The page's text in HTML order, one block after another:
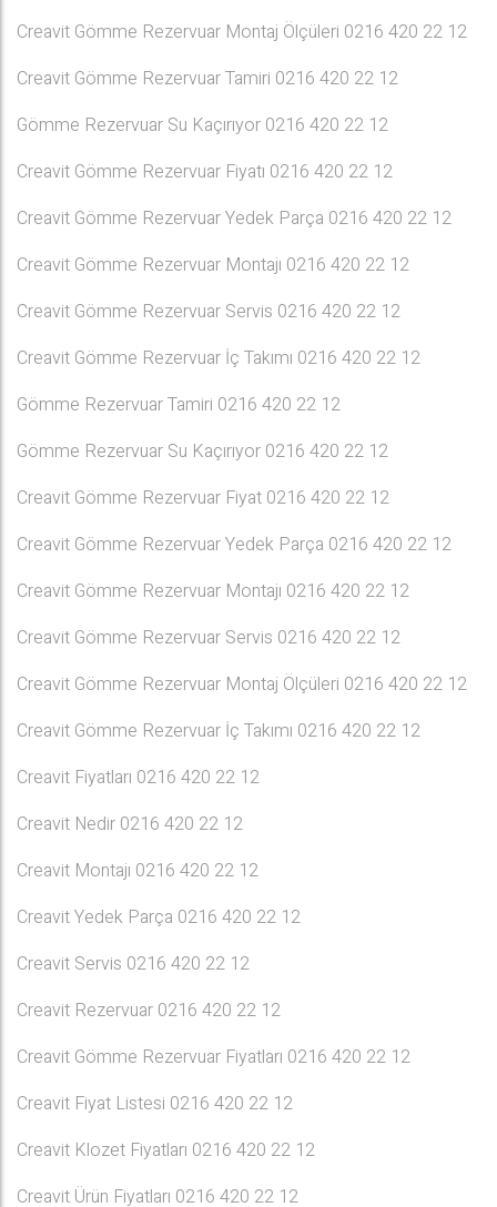
Creavit Gömme Rezervuar Montaj Ölçüleri 0216 420 22 12
Creavit Gömme Rezervuar Tamiri 0216 420 22 12
Gömme Rezervuar Su Kaçırıyor 0216 420 22 12
Creavit Gömme Rezervuar Fiyatı 0216 420 22 12
Creavit Gömme Rezervuar Yedek Parça 0216 420 22 12
Creavit Gömme Rezervuar Montajı 0216 420 22 12
Creavit Gömme Rezervuar Servis 0216 420 22 12
Creavit Gömme Rezervuar İç Takımı 0216 420 22 12
Gömme Rezervuar Tamiri 0216 420 22 12
Gömme Rezervuar Su Kaçırıyor 0216 420 22 12
Creavit Gömme Rezervuar Fiyat 0216 420 22 12
Creavit Gömme Rezervuar Yedek Parça 0216 420 22 12
Creavit Gömme Rezervuar Montajı 0216 420 22 12
Creavit Gömme Rezervuar Servis 0216 420 22 12
Creavit Gömme Rezervuar Montaj Ölçüleri 0216 420 22 12
Creavit Gömme Rezervuar İç Takımı 0216 420 22 12
Creavit Fiyatları 0216 420 22 12
Creavit Nedir 0216 420 22 12
Creavit Montajı 0216 420 22 12
Creavit Yedek Parça 0216 420 22 12
Creavit Servis 0216 420 22 12
Creavit Rezervuar 0216 420 22 12
Creavit Gömme Rezervuar Fiyatları 0216 420 22 12
Creavit Fiyat Listesi 0216 420 22 12
Creavit Klozet Fiyatları 0216 420 22 12
Creavit Ürün Fiyatları 0216 420 22 12